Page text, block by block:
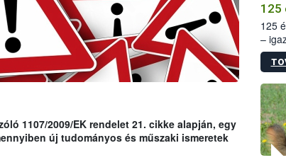
1107/2009/EK rendelet 21. cikke alapján, egy
új tudományos és műszaki ismeretek
125
125
–
15.